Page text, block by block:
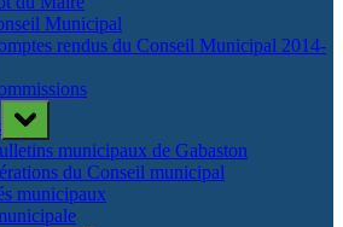
Municipal
rendus du Conseil Municipal 2014-
Toggle
sub-
menu municipaux de Gabaston
du Conseil municipal
municipaux